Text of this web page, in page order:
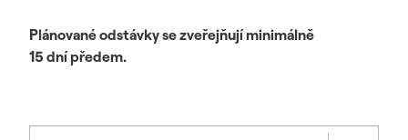
Plánované odstávky se zveřejňují minimálně
15 dní předem.